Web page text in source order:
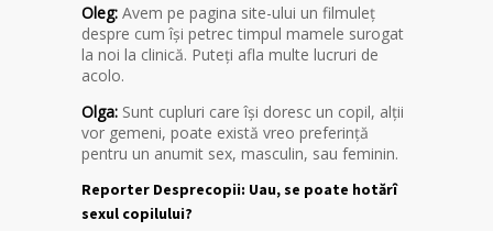
Oleg: Avem pe pagina site-ului un filmuleț
despre cum își petrec timpul mamele surogat
la noi la clinică. Puteți afla multe lucruri de
acolo.
Olga: Sunt cupluri care își doresc un copil, alții
vor gemeni, poate există vreo preferință
pentru un anumit sex, masculin, sau feminin.
Reporter Desprecopii: Uau, se poate hotărî
sexul copilului?